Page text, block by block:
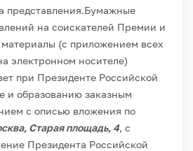
представления.Бумажные
на соискателей Премии и
(с приложением всех
электронном носителе)
при Президенте Российской
и образованию заказным
с описью вложения по
Старая площадь, 4, с
Президента Российской